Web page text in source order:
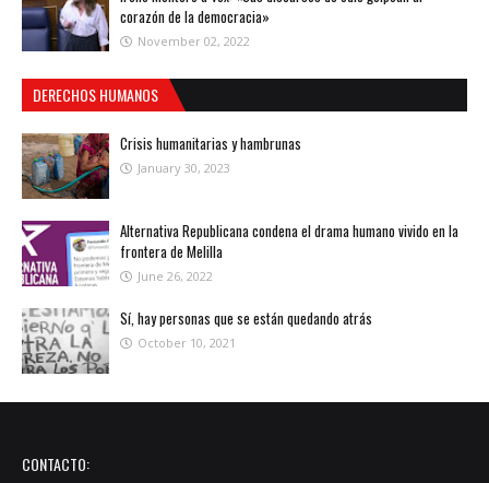
corazón de la democracia»
November 02, 2022
DERECHOS HUMANOS
Crisis humanitarias y hambrunas
January 30, 2023
Alternativa Republicana condena el drama humano vivido en la
frontera de Melilla
June 26, 2022
Sí, hay personas que se están quedando atrás
October 10, 2021
CONTACTO: